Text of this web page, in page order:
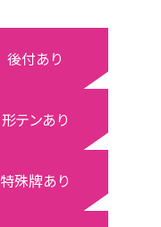
後付あり
形テンあり
特殊牌あり